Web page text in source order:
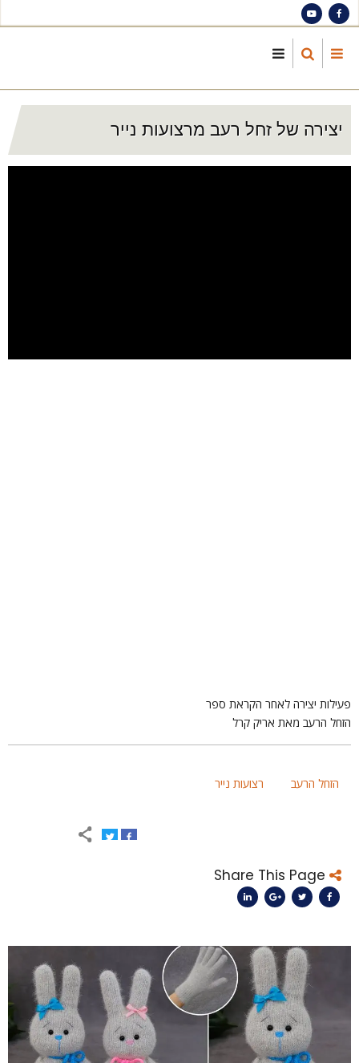
יצירה של זחל רעב מרצועות נייר
יצירה לאחר הקראת ספר
הרעב מאת אריק קרל
הזחל הרעב רצועות נייר
Share This Page